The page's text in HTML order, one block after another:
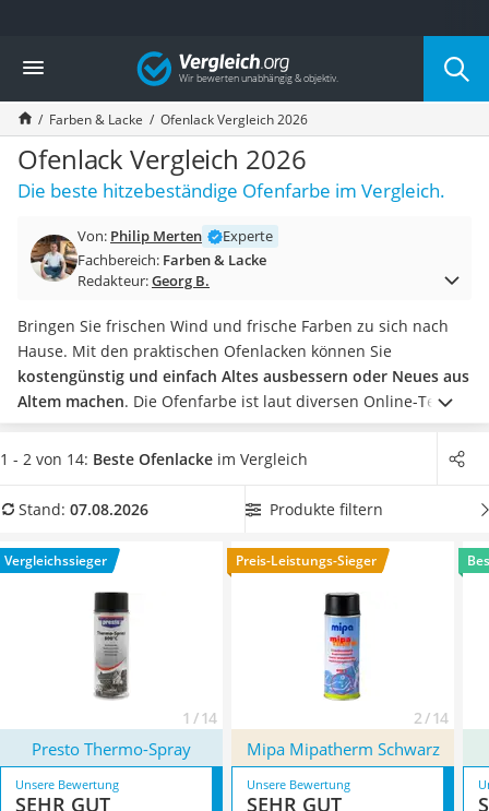
Die beliebtesten Vergleiche nach Kategorie
Baumarkt
Tresor feuerfest
Makita-Akku-Rasenmäher
Kappsäge
Smartes Türschloss
Akku-Rasentrimmer
Split-Klimaanlage 2 Innengeräte
Pelletofen
Tiefbrunnenpumpe
Fliesenschneider
Hochdruckreiniger
Doppelschleifer
Überwachungskamera
Benzinrasenmäher mit Elektrostart
Löschdecke
Winterharte Palmen
Gasdurchlauferhitzer
Vergleich
Farben & Lacke Ofenlack Vergleich 2026
Ofenlack Vergleich 2026
Die beste hitzebeständige Ofenfarbe im Vergleich.
Von: Philip Merten
Experte
Fachbereich: Farben & Lacke
Redakteur:Georg B.
Bringen Sie frischen Wind und frische Farben zu sich nach
Hause. Mit den praktischen Ofenlacken können Sie
kostengünstig und einfach Altes ausbessern oder Neues aus
Altem machen. Die Ofenfarbe ist laut diversen Online-Tests
oftmals bis zu 800 °C hitzebeständig und eignet sich daher
nicht nur für den Ofen, sondern beispielsweise auch zum
jetzt aus unserer Vergleichstabelleeinen Ofenlack mit hoher
und Projekte haben. Überzeugt hat uns hier im August 2026
besonders das Modell
Presto Thermo-Spray* mit seinen
1 - 2 von 14: Beste Ofenlacke im Vergleich
Stand: 07.08.2026 Produkte filtern
Vergleichssieger
1 / 14
Preis-Leistungs-Sieger
2 / 14
Presto Thermo-Spray Mipa Mipatherm Schwarz
Unsere Bewertung
SEHR GUT
Unsere Bewertung
SEHR GUT